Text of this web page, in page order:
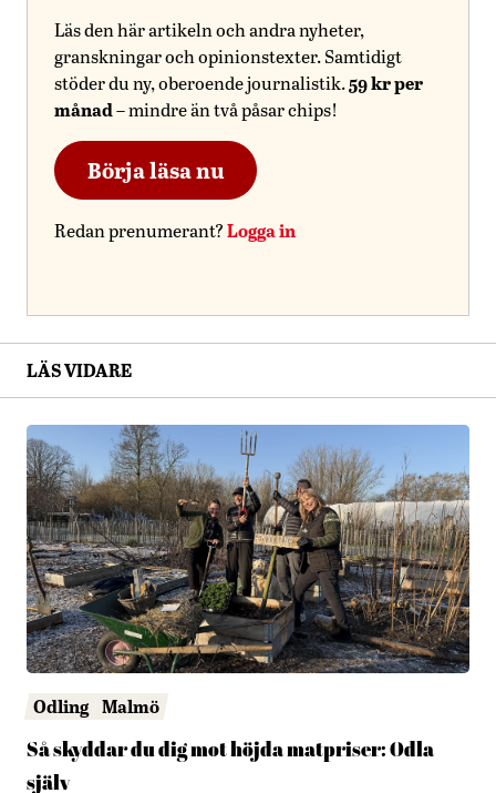
Läs den här artikeln och andra nyheter,
granskningar och opinionstexter. Samtidigt
stöder du ny, oberoende journalistik.59 kr per
månad– mindre än två påsar chips!
Börja läsa nu
Redan prenumerant?Logga in
LÄS VIDARE
Odling Malmö
Så skyddar du dig mot höjda matpriser: Odla
själv